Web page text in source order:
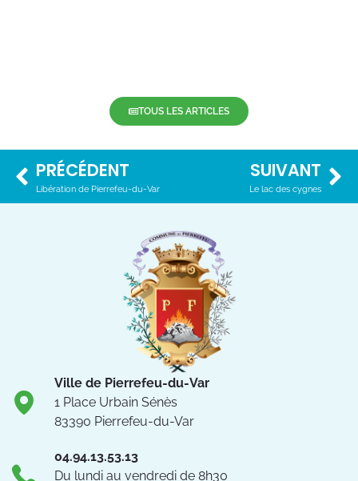
TOUS LES ARTICLES
PRÉCÉDENT
Libération de Pierrefeu-du-Var
SUIVANT
Le lac des cygnes
Ville de Pierrefeu-du-Var
1 Place Urbain Sénès
83390 Pierrefeu-du-Var
04.94.13.53.13
Du lundi au vendredi de 8h30